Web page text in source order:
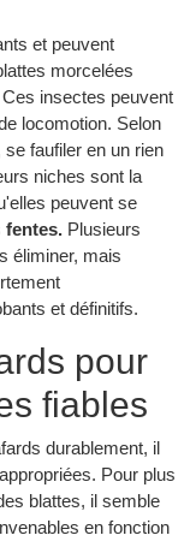
et peuvent
morcelées
insectes peuvent
locomotion. Selon
faufiler en un rien
niches sont la
peuvent se
fentes. Plusieurs
éliminer, mais
et définitifs.
pour
fiables
durablement, il
Pour plus
blattes, il semble
en fonction